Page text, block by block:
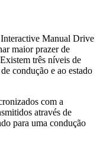
Manual Drive
maior prazer de
três níveis de
condução e ao estado
com a
através de
para uma condução